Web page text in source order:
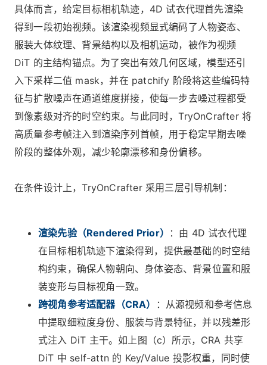
具体而言，给定目标相机轨迹，4D 试衣代理首先渲染
得到一段初始视频。该渲染视频显式编码了人物姿态、
服装大体纹理、背景结构以及相机运动，被作为视频
DiT 的主结构锚点。为了突出有效几何区域，模型还引
入下采样二值 mask，并在 patchify 阶段将这些编码特
征与扩散噪声在通道维度拼接，使每一步去噪过程都受
到像素级对齐的时空约束。与此同时，TryOnCrafter 将
高质量参考帧注入到渲染序列首帧，用于稳定早期去噪
阶段的整体外观，减少轮廓漂移和身份偏移。
在条件设计上，TryOnCrafter 采用三层引导机制：
渲染先验（Rendered Prior）
：由 4D 试衣代理
在目标相机轨迹下渲染得到，提供最基础的时空结
构约束，确保人物朝向、身体姿态、背景位置和服
装变形与目标视角一致。
跨视角参考适配器（CRA）
：从源视频和参考信息
中提取细粒度身份、服装与背景特征，并以残差形
式注入 DiT 主干。如上图（c）所示，CRA 共享
DiT 中 self-attn 的 Key/Value 投影权重，同时使